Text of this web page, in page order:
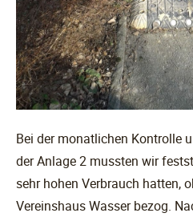
Bei der monatlichen Kontrolle
der Anlage 2 mussten wir
sehr hohen Verbrauch hatten,
Vereinshaus Wasser bezog.